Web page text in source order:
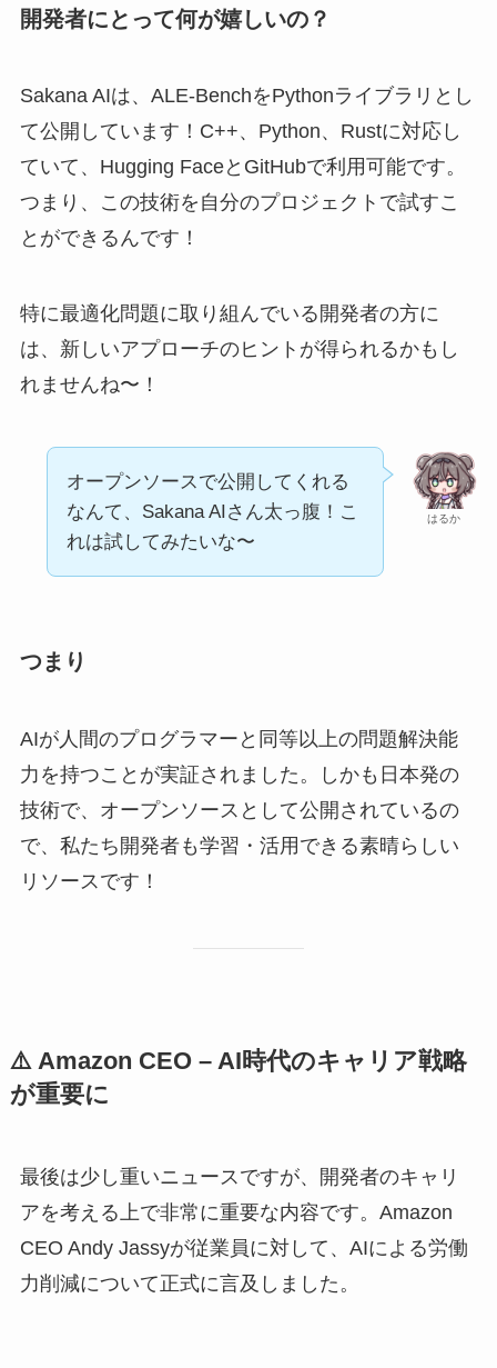
開発者にとって何が嬉しいの？
Sakana AIは、ALE-BenchをPythonライブラリとし
て公開しています！C++、Python、Rustに対応し
ていて、Hugging FaceとGitHubで利用可能です。
つまり、この技術を自分のプロジェクトで試すこ
とができるんです！
特に最適化問題に取り組んでいる開発者の方に
は、新しいアプローチのヒントが得られるかもし
れませんね〜！
はるか
オープンソースで公開してくれる
なんて、Sakana AIさん太っ腹！こ
れは試してみたいな〜
つまり
AIが人間のプログラマーと同等以上の問題解決能
力を持つことが実証されました。しかも日本発の
技術で、オープンソースとして公開されているの
で、私たち開発者も学習・活用できる素晴らしい
リソースです！
⚠️ Amazon CEO – AI時代のキャリア戦略
が重要に
最後は少し重いニュースですが、開発者のキャリ
アを考える上で非常に重要な内容です。Amazon
CEO Andy Jassyが従業員に対して、AIによる労働
力削減について正式に言及しました。